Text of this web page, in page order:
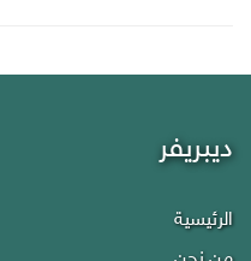
ديبريفر
الرئيسية